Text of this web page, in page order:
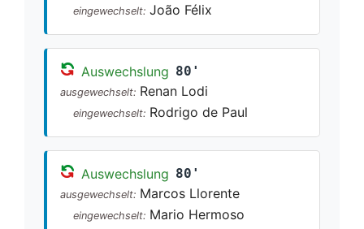
eingewechselt: João Félix
Auswechslung 80'
ausgewechselt: Renan Lodi
eingewechselt: Rodrigo de Paul
Auswechslung 80'
ausgewechselt: Marcos Llorente
eingewechselt: Mario Hermoso